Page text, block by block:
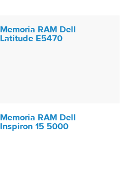
Memoria RAM Dell
Latitude E5470
Memoria RAM Dell
Inspiron 15 5000